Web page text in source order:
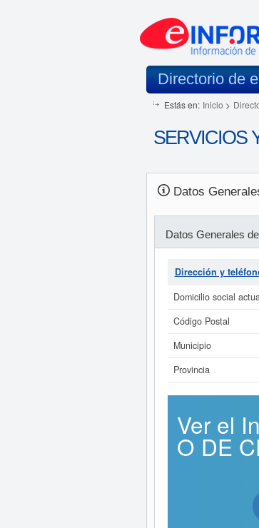
Directorio de
Estás en: Inicio >
SERVICIOS
Datos
Datos Generales de
Dirección y
Domicilio social
Código Postal
Municipio
Provincia
Ver el
O DE